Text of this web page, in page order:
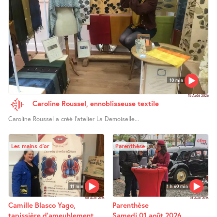
10 min
15 Août 2026
Caroline Roussel, ennoblisseuse textile
Caroline Roussel a créé l’atelier La Demoiselle...
11 min
Les mains d’or
08 Août 2026
Camille Blasco Yago,
tapissière d’ameublement
1 h 60 min
Parenthèse
01 Août 2026
Parenthèse
Samedi 01 août 2026